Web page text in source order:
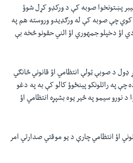
پښتونخوا صوبه کې د ورکډو کړل شوؤ
کوي چې صوبه کې له ورګډیدو وروسته هم په
دي اؤ دخپلو جمهوري اؤ ائني حقونو څخه بې
د صوبې ټولې انتظامي اؤ قانوني څانګي
په راتلونکو پینځوؤ کالو کې به په دغو
نورو سیمو په څير یوه بشپړه انتظامي اؤ
اؤ انتظامي چارې د یو موقتي صدارتي امر